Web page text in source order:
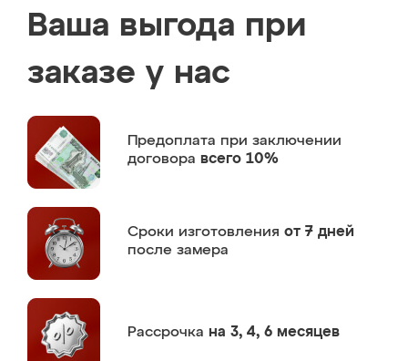
Ваша выгода при
заказе у нас
Предоплата при заключении
договора всего 10%
Сроки изготовления от 7 дней
после замера
Рассрочка на 3, 4, 6 месяцев